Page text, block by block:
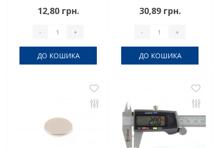
12,80 грн.
- +
ДО КОШИКА
30,89 грн.
- +
ДО КОШИКА